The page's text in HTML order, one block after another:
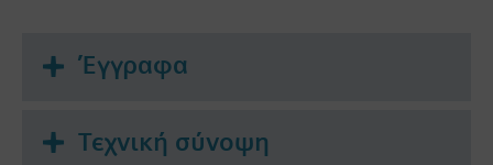
Έγγραφα
Τεχνική σύνοψη